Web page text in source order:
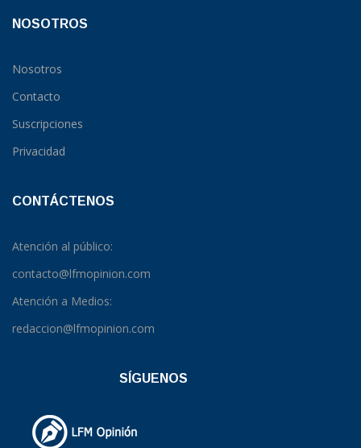
NOSOTROS
Nosotros
Contacto
Suscripciones
Privacidad
CONTÁCTENOS
Atención al público:
contacto@lfmopinion.com
Atención a Medios:
redaccion@lfmopinion.com
SÍGUENOS